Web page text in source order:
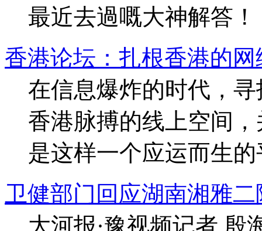
最近去過嘅大神解答！
香港论坛：扎根香港的
在信息爆炸的时代，
香港脉搏的线上空间
是这样一个应运而生的
卫健部门回应湖南湘雅
大河报·豫视频记者 殷